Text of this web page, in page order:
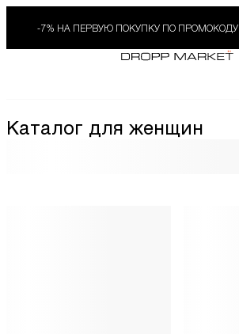
-7% НА ПЕРВУЮ ПОКУПКУ ПО ПРОМОКОДУ
Каталог для женщин